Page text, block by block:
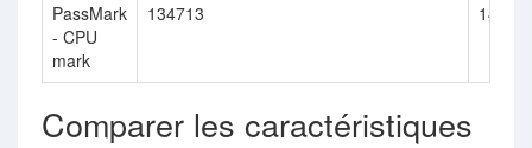
PassMark
- CPU
mark
134713
Comparer les caractéristiques